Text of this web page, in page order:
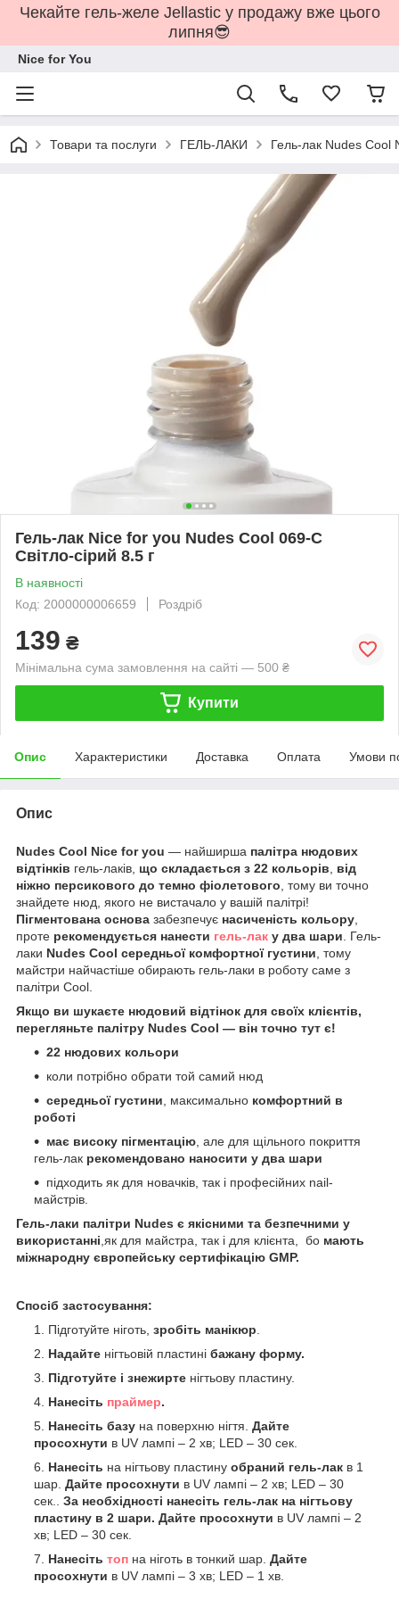
Чекайте гель-желе Jellastic у продажу вже цього
липня😎
Nice for You
Товари та послуги ГЕЛЬ-ЛАКИ Гель-лак Nudes Cool
Гель-лак Nice for you Nudes Cool 069-С
Світло-сірий 8.5 г
В наявності
Код: 2000000006659
Роздріб
139 ₴
Мінімальна сума замовлення на сайті — 500 ₴
Купити
Опис Характеристики Доставка Оплата Умови
Опис
Nudes Cool Nice for you — найширша палітра нюдових
відтінків гель-лаків, що складається з 22 кольорів
від
ніжно персикового до темно фіолетового , тому ви точно
знайдете нюд, якого не вистачало у вашій палітрі!
Пігментована основа забезпечує насиченість кольору
проте рекомендується нанести гель-лак у два шари . Гель-
лаки Nudes Cool середньої комфортної густини , тому
майстри найчастіше обирають гель-лаки в роботу саме з
палітри Cool.
Якщо ви шукаєте нюдовий відтінок для своїх клієнтів,
перегляньте палітру Nudes Cool — він точно тут є!
22 нюдових кольори
коли потрібно обрати той самий нюд
середньої густини , максимально комфортний в
роботі
має високу пігментацію , але для щільного покриття
гель-лак рекомендовано наносити у два шари
підходить як для новачків, так і професійних nail-
майстрів.
Гель-лаки палітри Nudes є якісними та безпечними у
використанні ,як для майстра, так і для клієнта, бо мають
міжнародну європейську сертифікацію GMP.
Спосіб застосування:
Підготуйте ніготь, зробіть манікюр
Надайте нігтьовій пластині бажану форму.
Підготуйте і знежирте нігтьову пластину.
Нанесіть праймер.
Нанесіть базу на поверхню нігтя. Дайте
просохнути в UV лампі – 2 хв; LED – 30 сек.
Нанесіть на нігтьову пластину обраний гель-лак в 1
шар. Дайте просохнути в UV лампі – 2 хв; LED – 30
сек.. За необхідності нанесіть гель-лак на нігтьову
пластину в 2 шари. Дайте просохнути в UV лампі – 2
хв; LED – 30 сек.
Нанесіть топ на ніготь в тонкий шар. Дайте
просохнути в UV лампі – 3 хв; LED – 1 хв.